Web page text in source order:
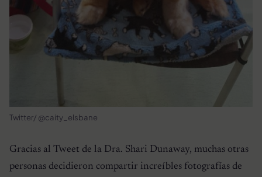
Twitter/ @caity_elsbane
Gracias al Tweet de la Dra. Shari Dunaway, muchas otras
personas decidieron compartir increíbles fotografías de